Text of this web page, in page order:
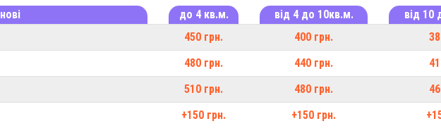
до 4 кв.м. від 4 до 10кв.м. від 10
450 грн.
400 грн.
480 грн.
440 грн.
510 грн.
480 грн.
+150 грн.
+150 грн.